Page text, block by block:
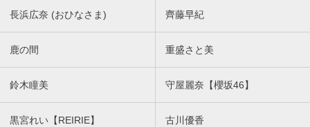
長浜広奈 (おひなさま) 齊藤早紀
鹿の間 重盛さと美
鈴木瞳美 守屋麗奈【櫻坂46】
黒宮れい【REIRIE】 古川優香